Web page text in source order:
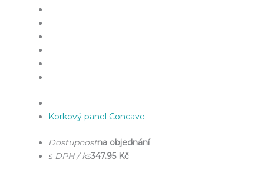
Korkový panel Concave
Dostupnostna objednání
s DPH / ks347.95 Kč